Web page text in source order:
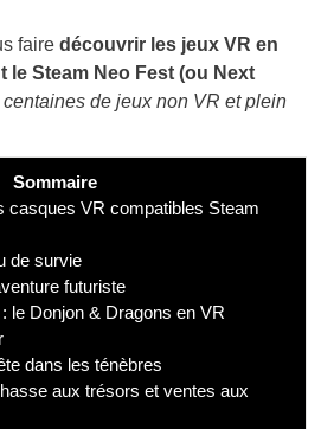
faire découvrir les jeux VR en
le Steam Neo Fest (ou Next
de jeux non VR et plein
Sommaire
casques VR compatibles Steam
de survie
futuriste
le Donjon & Dragons en VR
dans les ténèbres
aux trésors et ventes aux